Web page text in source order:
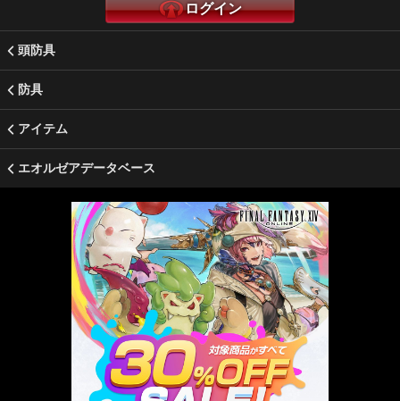
ログイン
頭防具
防具
アイテム
エオルゼアデータベース